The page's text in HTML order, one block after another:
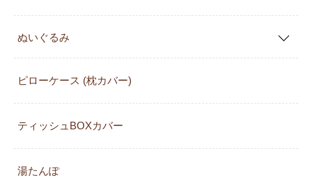
ぬいぐるみ
ピローケース (枕カバー)
ティッシュBOXカバー
湯たんぽ